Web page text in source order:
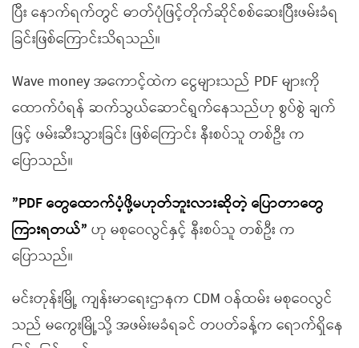
ပြီး နောက်ရက်တွင် ဓာတ်ပုံဖြင့်တိုက်ဆိုင်စစ်ဆေးပြီးဖမ်းခံရ
ခြင်းဖြစ်ကြောင်းသိရသည်။
Wave money အကောင့်ထဲက ငွေများသည် PDF များကို
ထောက်ပံရန် ဆက်သွယ်ဆောင်ရွက်နေသည်ဟု စွပ်စွဲ ချက်
ဖြင့် ဖမ်းဆီးသွားခြင်း ဖြစ်ကြောင်း နီးစပ်သူ တစ်ဦး က
ပြောသည်။
”PDF တွေထောက်ပံ့ဖို့မဟုတ်ဘူးလားဆိုတဲ့ ပြောတာတွေ
ကြားရတယ်” ဟု မစုဝေလွင်နှင့် နီးစပ်သူ တစ်ဦး က
ပြောသည်။
မင်းတုန်းမြို့ ကျန်းမာရေးဌာနက CDM ဝန်ထမ်း မစုဝေလွင်
သည် မကွေးမြို့သို့ အဖမ်းမခံရခင် တပတ်ခန့်က ရောက်ရှိနေ